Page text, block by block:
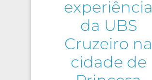
experiência
da UBS
Cruzeiro na
cidade de